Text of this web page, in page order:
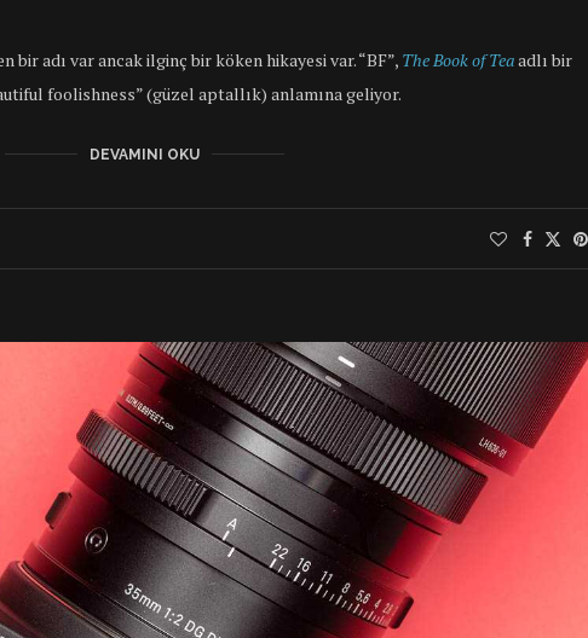
bir adı var ancak ilginç bir köken hikayesi var. “BF”, The Book of Teaadlı bir
foolishness” (güzel aptallık) anlamına geliyor.
DEVAMINI OKU